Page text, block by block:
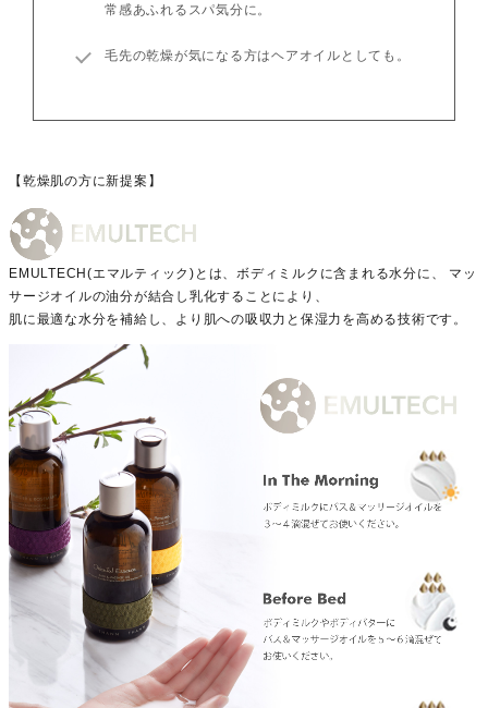
常感あふれるスパ気分に。
毛先の乾燥が気になる方はヘアオイルとしても。
【乾燥肌の方に新提案】
EMULTECH(エマルティック)とは、ボディミルクに含まれる水分に、 マッ
サージオイルの油分が結合し乳化することにより、
肌に最適な水分を補給し、より肌への吸収力と保湿力を高める技術です。